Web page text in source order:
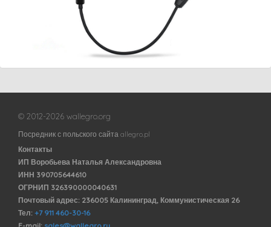
© 2012-2026 wallegro.org
Посредник с польского сайта allegro.pl
Контакты
ИП Воробьева Наталья Александровна
ИНН 390705644610
ОГРНИП 326390000040631
Почтовый адрес: 236005 Калининград, Коммунистическая 26
Тел: +7 911 460-30-16